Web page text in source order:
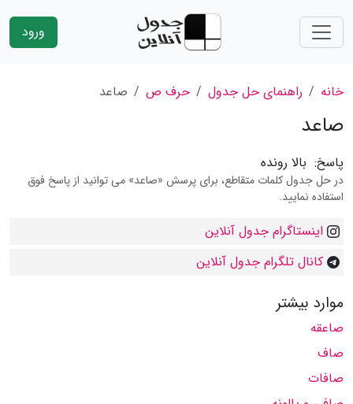
ورود
خانه راهنمای حل جدول حرف ص صاعد
صاعد
پاسخ: بالا رونده
در حل جدول کلمات متقاطع، برای پرسش «صاعد» می توانید از پاسخ فوق
استفاده نمایید.
اینستاگرام جدول آنلاین
کانال تلگرام جدول آنلاین
موارد بیشتر
صاعقه
صاف
صافات